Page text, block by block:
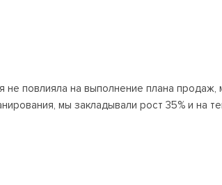
не повлияла на выполнение плана
мы закладывали рост 35% и на